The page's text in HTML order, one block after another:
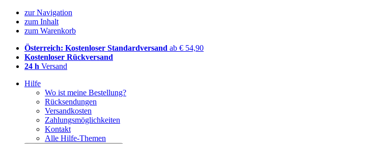
zur Navigation
zum Inhalt
zum Warenkorb
Österreich: Kostenloser Standardversand ab € 54,90
Kostenloser Rückversand
24 h Versand
Hilfe
Wo ist meine Bestellung?
Rücksendungen
Versandkosten
Zahlungsmöglichkeiten
Kontakt
Alle Hilfe-Themen